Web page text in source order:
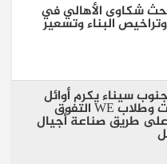
شكاوى الأهالي في
البناء وتسعير
سيناء يكرم أوائل
الشهادات وطلاب WE التفوق
طريق صناعة أجيال